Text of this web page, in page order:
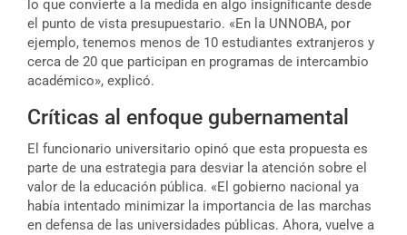
lo que convierte a la medida en algo insignificante desde
el punto de vista presupuestario. «En la UNNOBA, por
ejemplo, tenemos menos de 10 estudiantes extranjeros y
cerca de 20 que participan en programas de intercambio
académico», explicó.
Críticas al enfoque gubernamental
El funcionario universitario opinó que esta propuesta es
parte de una estrategia para desviar la atención sobre el
valor de la educación pública. «El gobierno nacional ya
había intentado minimizar la importancia de las marchas
en defensa de las universidades públicas. Ahora, vuelve a